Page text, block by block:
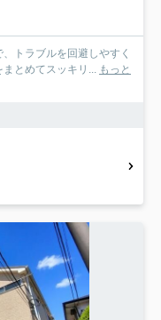
トラブルを回避しやすく
とめてスッキリ... もっと